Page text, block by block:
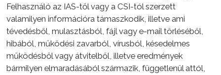
Felhasználó az IAS-től vagy a CSI-tól szerzett
valamilyen információra támaszkodik, illetve ami
tévedésből, mulasztásból, fájl vagy e-mail törléséből,
hibából, működési zavarból, vírusból, késedelmes
működésből vagy átvitelből, illetve eredmények
bármilyen elmaradásából származik, függetlenül attól,